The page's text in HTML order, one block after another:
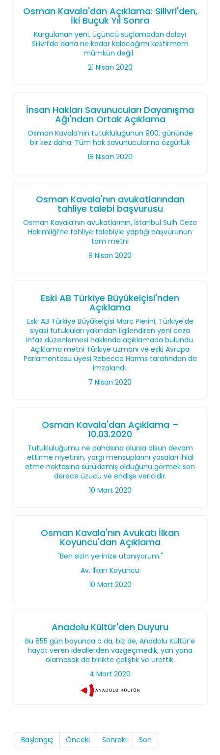
Osman Kavala'dan Açıklama: Silivri'den,
İki Buçuk Yıl Sonra
Kurgulanan yeni, üçüncü suçlamadan dolayı
Silivri’de daha ne kadar kalacağımı kestirmem
mümkün değil.
21 Nisan 2020
İnsan Hakları Savunucuları Dayanışma
Ağı'ndan Ortak Açıklama
Osman Kavala’nın tutukluluğunun 900. gününde
bir kez daha: Tüm hak savunucularına özgürlük
18 Nisan 2020
Osman Kavala'nın avukatlarından
tahliye talebi başvurusu
Osman Kavala’nın avukatlarının, İstanbul Sulh Ceza
Hakimliği’ne tahliye talebiyle yaptığı başvurunun
tam metni
9 Nisan 2020
Eski AB Türkiye Büyükelçisi'nden
Açıklama
Eski AB Türkiye Büyükelçisi Marc Pierini, Türkiye'de
siyasi tutukluları yakından ilgilendiren yeni ceza
infaz düzenlemesi hakkında açıklamada bulundu.
Açıklama metni Türkiye uzmanı ve eski Avrupa
Parlamentosu üyesi Rebecca Harms tarafından da
imzalandı.
7 Nisan 2020
Osman Kavala'dan Açıklama –
10.03.2020
Tutukluluğumu ne pahasına olursa olsun devam
ettirme niyetinin, yargı mensuplarını yasaları ihlal
etme noktasına sürüklemiş olduğunu görmek son
derece üzücü ve endişe vericidir.
10 Mart 2020
Osman Kavala'nın Avukatı İlkan
Koyuncu'dan Açıklama
"Ben sizin yerinize utanıyorum."
Av. İlkan Koyuncu
10 Mart 2020
Anadolu Kültür'den Duyuru
Bu 855 gün boyunca o da, biz de, Anadolu Kültür’e
hayat veren ideallerden vazgeçmedik, yan yana
olamasak da birlikte çalıştık ve ürettik.
4 Mart 2020
Başlangıç Önceki Sonraki Son